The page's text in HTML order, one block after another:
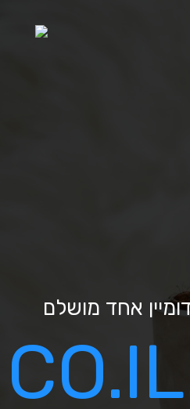
אחד מושלם